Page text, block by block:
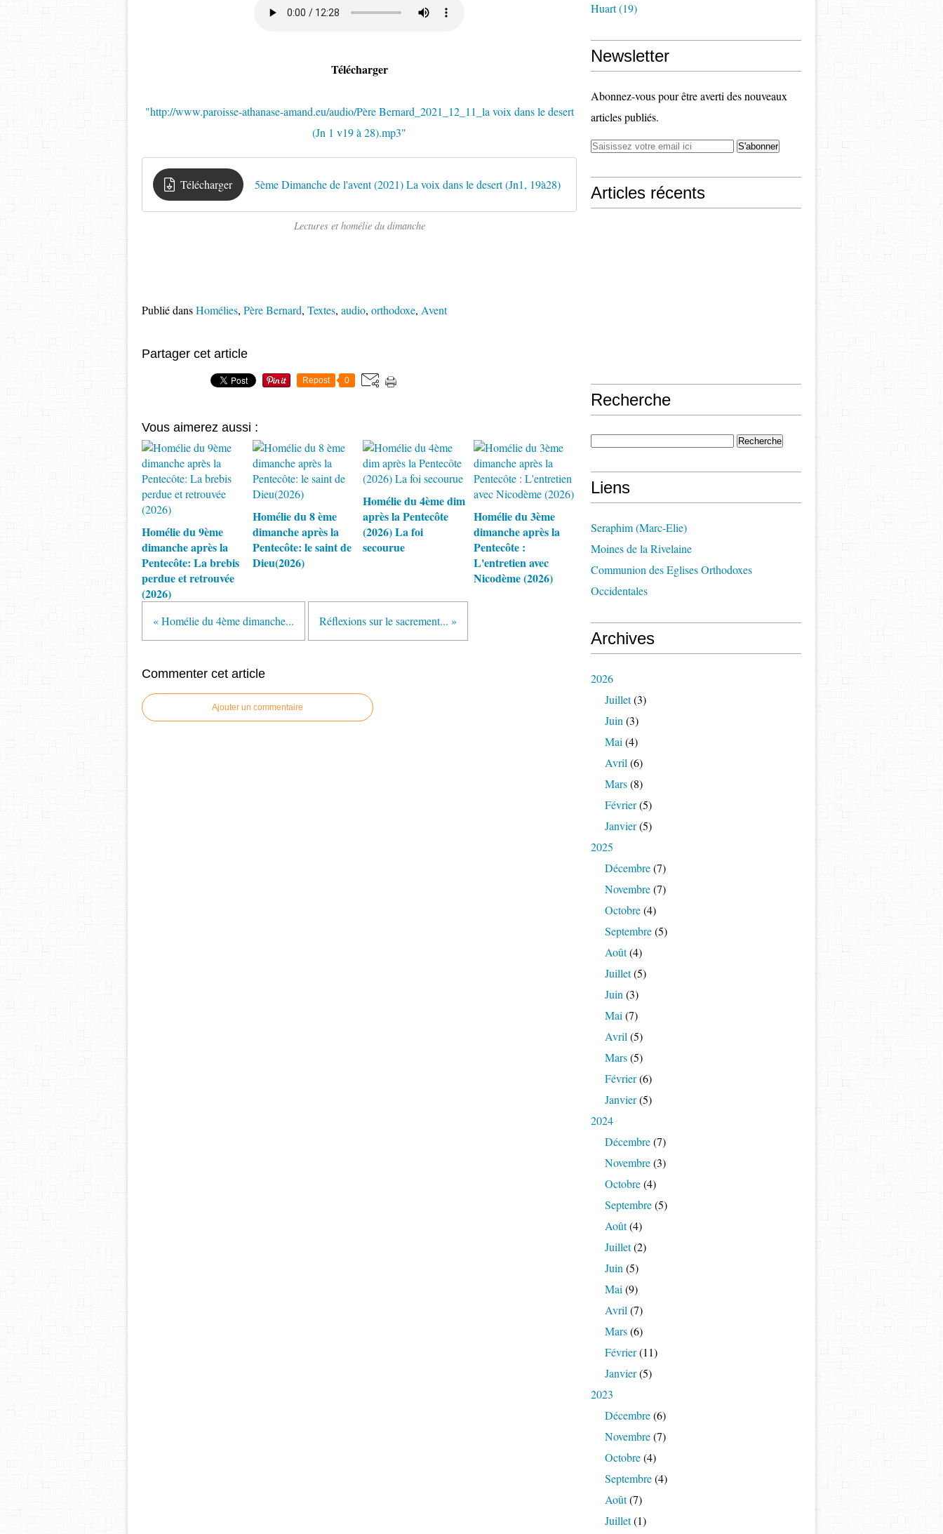
Télécharger
"http://www.paroisse-athanase-amand.eu/audio/Père Bernard_2021_12_11_la voix dans le desert
(Jn 1 v19 à 28).mp3"
Télécharger 5ème Dimanche de l'avent (2021) La voix dans le desert (Jn1, 19à28)
Lectures et homélie du dimanche
Publié dansHomélies, Père Bernard, Textes, audio, orthodoxe, Avent
Partager cet article
Repost 0
Vous aimerez aussi :
Homélie du 9ème
dimanche après la
Pentecôte: La brebis
perdue et retrouvée
(2026)
Homélie du 8 ème
dimanche après la
Pentecôte: le saint de
Dieu(2026)
Homélie du 4ème dim
après la Pentecôte
(2026) La foi
secourue
Homélie du 3ème
dimanche après la
Pentecôte :
L'entretien avec
Nicodème (2026)
« Homélie du 4ème dimanche... Réflexions sur le sacrement... »
Commenter cet article
Ajouter un commentaire
Huart (19)
Newsletter
Abonnez-vous pour être averti des nouveaux
articles publiés.
Articles récents
Recherche
Liens
Seraphim (Marc-Elie)
Moines de la Rivelaine
Communion des Eglises Orthodoxes
Occidentales
Archives
2026
Juillet(3)
Juin (3)
Mai (4)
Avril (6)
Mars(8)
Février(5)
Janvier(5)
2025
Décembre(7)
Novembre(7)
Octobre(4)
Septembre(5)
Août(4)
Juillet(5)
Juin (3)
Mai (7)
Avril (5)
Mars(5)
Février(6)
Janvier(5)
2024
Décembre(7)
Novembre(3)
Octobre(4)
Septembre(5)
Août(4)
Juillet(2)
Juin (5)
Mai (9)
Avril (7)
Mars(6)
Février(11)
Janvier(5)
2023
Décembre(6)
Novembre(7)
Octobre(4)
Septembre(4)
Août(7)
Juillet(1)